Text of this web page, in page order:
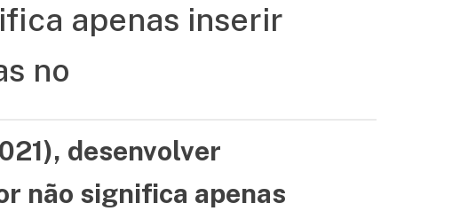
apenas inserir
no
desenvolver
não significa apenas